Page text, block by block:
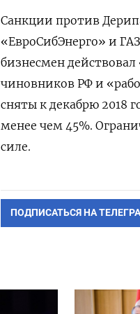
Санкции против
«ЕвроСибЭнерго» и
бизнесмен
чиновников РФ и
сняты к декабрю 2018
менее чем 45%.
силе.
ПОДПИСАТЬСЯ НА